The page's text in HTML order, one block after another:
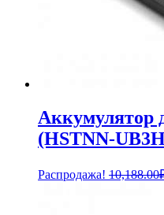
Аккумулятор
(HSTNN-
Распродажа! 10,188.00